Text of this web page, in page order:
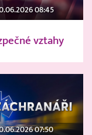
08:45
vztahy
07:50